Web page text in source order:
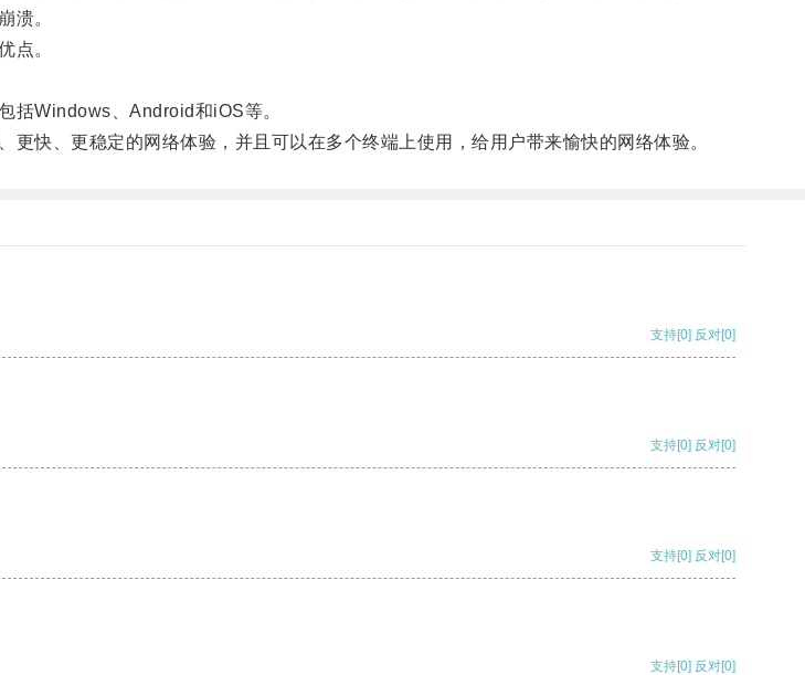
溃。
点。
Windows、Android和iOS等。
、更稳定的网络体验，并且可以在多个终端上使用，给用户带来愉快的网络体验。
支持[0] 反对[0]
支持[0] 反对[0]
支持[0] 反对[0]
支持[0] 反对[0]